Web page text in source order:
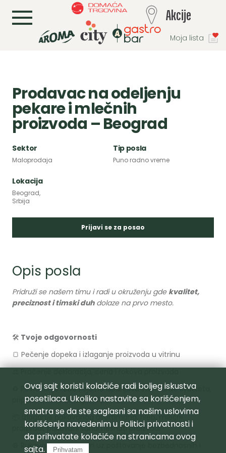
Moja lista
L Akcije
Prodavac na odeljenju
pekare i mlečnih
proizvoda – Beograd
Sektor
Maloprodaja
Tip posla
Puno radno vreme
Lokacija
Beograd,
Srbija
Prijavi se za posao
Opis posla
Pridruži se našem timu i radi u okruženju gde kvalitet,
preciznost i timski duhdolaze na prvo mesto.
🛠 Tvoje odgovornosti
🍞 Pečenje dopeka i izlaganje proizvoda u vitrinu
♻️ Povlačenje robe koja ne ispunjava standarde kvaliteta,
priprema robe za otpis ili povrat
📦 Izlaganje pakovanog asortimana: hleb, mlečni
proizvodi, pakovani suhomesnati proizvodi
⚙️ Rukovanje opremom uz poštovanje bezbednosnih i
Ovaj sajt koristi kolačiće radi boljeg iskustva
posetilaca. Ukoliko nastavite sa korišćenjem,
smatra se da ste saglasni sa našim uslovima
korišćenja navedenim u Politici privatnostii
da prihvatate kolačiće na stranicama ovog
sajta.
Prihvatam